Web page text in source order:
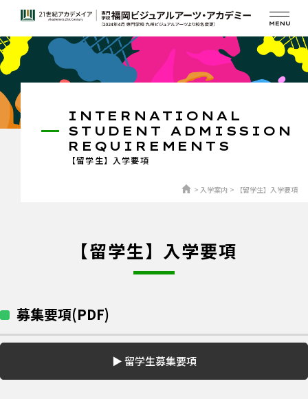
【留学生】入学要項
INTERNATIONAL
STUDENT ADMISSION
REQUIREMENTS
入学案内 【留学生】入学要項
【留学生】入学要項
募集要項(PDF)
▶︎ 留学生募集要項